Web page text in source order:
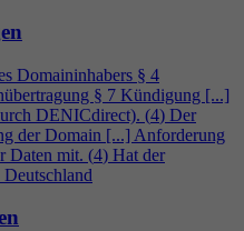
Domaininhabers § 4
§ 7 Kündigung [...]
DENICdirect). (4) Der
der Domain [...] Anforderung
Daten mit. (4) Hat der